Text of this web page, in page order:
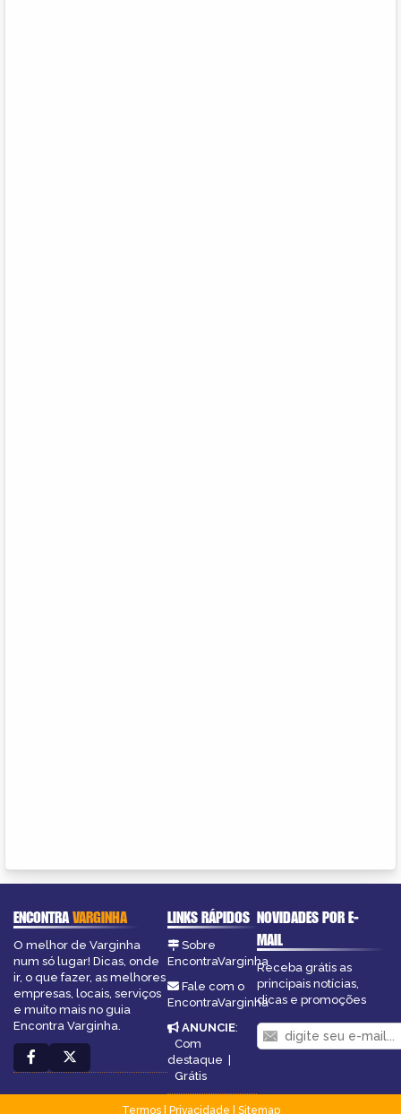
ENCONTRAVARGINHA
O melhor de Varginha
num só lugar! Dicas, onde
ir, o que fazer, as melhores
empresas, locais, serviços
e muito mais no guia
Encontra Varginha.
LINKS RÁPIDOS
Sobre
EncontraVarginha
Fale com o
EncontraVarginha
ANUNCIE:
Com
destaque
Grátis
NOVIDADES POR E-
MAIL
Receba grátis as
principais notícias,
dicas e promoções
Termos| Privacidade
Sitemap